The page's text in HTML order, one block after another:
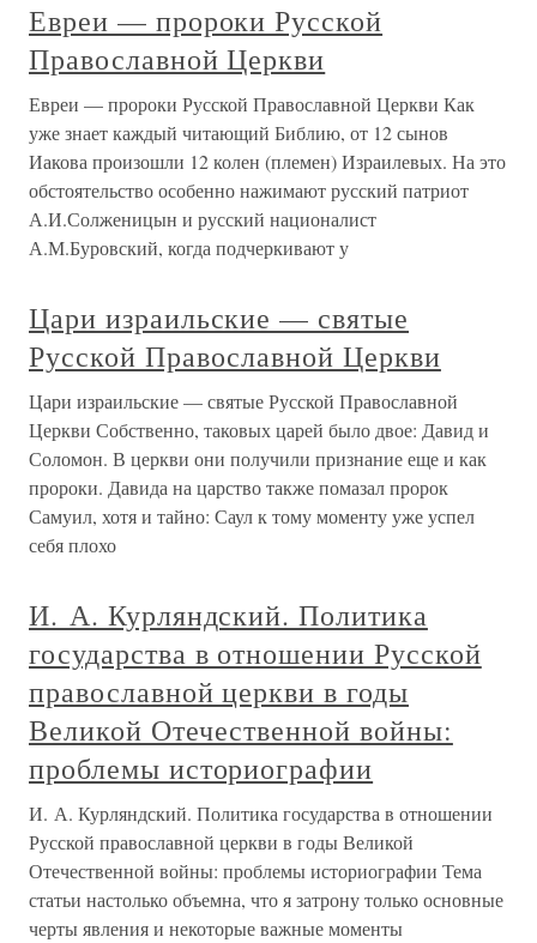
Евреи — пророки Русской
Православной Церкви
Евреи — пророки Русской Православной Церкви Как
уже знает каждый читающий Библию, от 12 сынов
Иакова произошли 12 колен (племен) Израилевых. На это
обстоятельство особенно нажимают русский патриот
А.И.Солженицын и русский националист
А.М.Буровский, когда подчеркивают у
Цари израильские — святые
Русской Православной Церкви
Цари израильские — святые Русской Православной
Церкви Собственно, таковых царей было двое: Давид и
Соломон. В церкви они получили признание еще и как
пророки. Давида на царство также помазал пророк
Самуил, хотя и тайно: Саул к тому моменту уже успел
себя плохо
И. А. Курляндский. Политика
государства в отношении Русской
православной церкви в годы
Великой Отечественной войны:
проблемы историографии
И. А. Курляндский. Политика государства в отношении
Русской православной церкви в годы Великой
Отечественной войны: проблемы историографии Тема
статьи настолько объемна, что я затрону только основные
черты явления и некоторые важные моменты